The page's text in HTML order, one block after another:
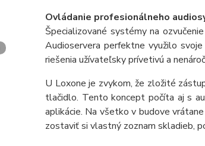
Ovládanie profesionálneho
Špecializované systémy na
Audioservera perfektne využilo
riešenia užívateľsky prívetivú a
U Loxone je zvykom, že zložité
tlačidlo. Tento koncept počíta aj s
aplikácie. Na všetko v budove
zostaviť si vlastný zoznam skladieb,